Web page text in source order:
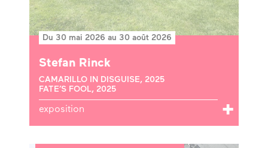
Du 30 mai 2026 au 30 août 2026
Stefan Rinck
CAMARILLO IN DISGUISE, 2025
FATE’S FOOL, 2025
exposition